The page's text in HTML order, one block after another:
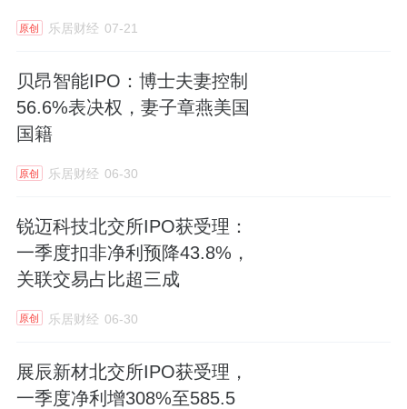
原创 乐居财经 07-21
贝昂智能IPO：博士夫妻控制
56.6%表决权，妻子章燕美国
国籍
原创 乐居财经 06-30
锐迈科技北交所IPO获受理：
一季度扣非净利预降43.8%，
关联交易占比超三成
原创 乐居财经 06-30
展辰新材北交所IPO获受理，
一季度净利增308%至585.5